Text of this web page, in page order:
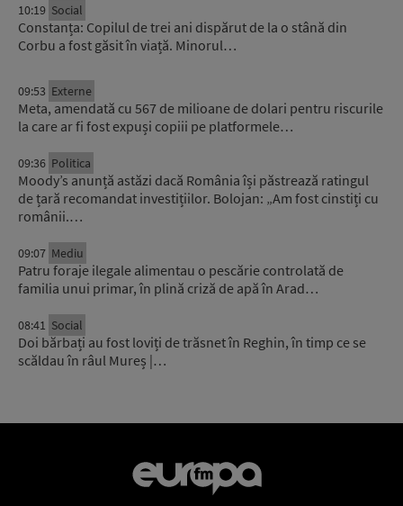
10:19 Social
Constanța: Copilul de trei ani dispărut de la o stână din
Corbu a fost găsit în viață. Minorul…
09:53 Externe
Meta, amendată cu 567 de milioane de dolari pentru riscurile
la care ar fi fost expuși copiii pe platformele…
09:36 Politica
Moody’s anunță astăzi dacă România își păstrează ratingul
de țară recomandat investițiilor. Bolojan: „Am fost cinstiți cu
românii.…
09:07 Mediu
Patru foraje ilegale alimentau o pescărie controlată de
familia unui primar, în plină criză de apă în Arad…
08:41 Social
Doi bărbați au fost loviți de trăsnet în Reghin, în timp ce se
scăldau în râul Mureș |…